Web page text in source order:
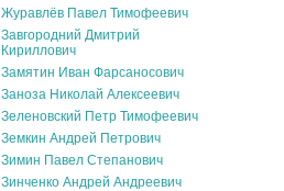
Журавлёв Павел Тимофеевич
Завгородний Дмитрий
Кириллович
Замятин Иван Фарсаносович
Заноза Николай Алексеевич
Зеленовский Петр Тимофеевич
Земкин Андрей Петрович
Зимин Павел Степанович
Зинченко Андрей Андреевич